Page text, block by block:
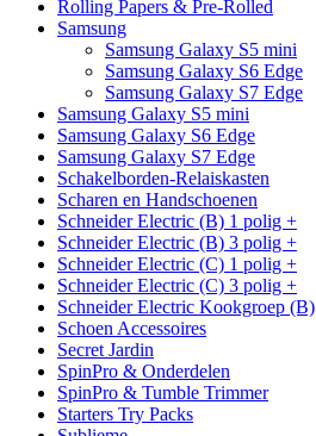
Rolling Papers & Pre-Rolled
Samsung
Samsung Galaxy S5 mini
Samsung Galaxy S6 Edge
Samsung Galaxy S7 Edge
Samsung Galaxy S5 mini
Samsung Galaxy S6 Edge
Samsung Galaxy S7 Edge
Schakelborden-Relaiskasten
Scharen en Handschoenen
Schneider Electric (B) 1 polig +
Schneider Electric (B) 3 polig +
Schneider Electric (C) 1 polig +
Schneider Electric (C) 3 polig +
Schneider Electric Kookgroep (B)
Schoen Accessoires
Secret Jardin
SpinPro & Onderdelen
SpinPro & Tumble Trimmer
Starters Try Packs